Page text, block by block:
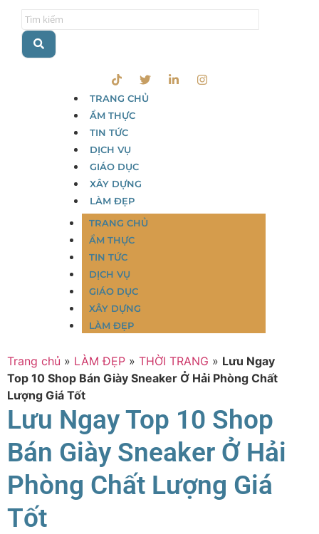
TRANG CHỦ
ẨM THỰC
TIN TỨC
DỊCH VỤ
GIÁO DỤC
XÂY DỰNG
LÀM ĐẸP
TRANG CHỦ
ẨM THỰC
TIN TỨC
DỊCH VỤ
GIÁO DỤC
XÂY DỰNG
LÀM ĐẸP
Trang chủ » LÀM ĐẸP » THỜI TRANG » Lưu Ngay
Top 10 Shop Bán Giày Sneaker Ở Hải Phòng Chất
Lượng Giá Tốt
Lưu Ngay Top 10 Shop
Bán Giày Sneaker Ở Hải
Phòng Chất Lượng Giá
Tốt